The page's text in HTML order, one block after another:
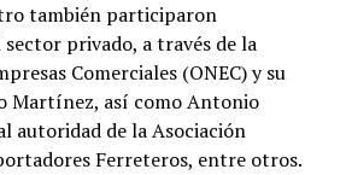
también participaron
privado, a través de la
Comerciales (ONEC) y su
Martínez, así como Antonio
autoridad de la Asociación
Ferreteros, entre otros.